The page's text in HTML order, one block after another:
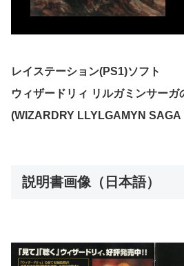
レイステーション(PS1)ソフト
ウィザードリィ リルガミンサーガ
(WIZARDRY LLYLGAMYN
説明書画像（日本語）